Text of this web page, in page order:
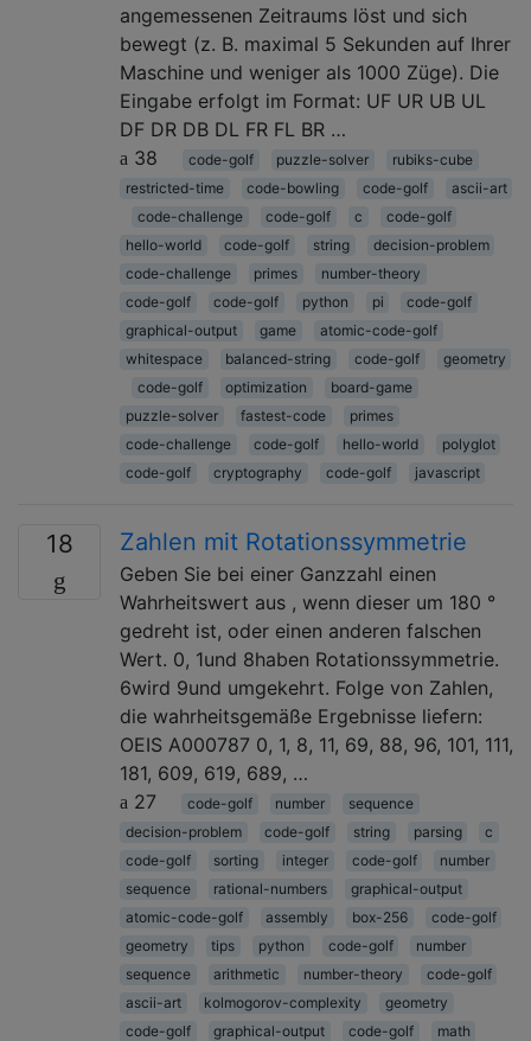
angemessenen Zeitraums löst und sich
bewegt (z. B. maximal 5 Sekunden auf Ihrer
Maschine und weniger als 1000 Züge). Die
Eingabe erfolgt im Format: UF UR UB UL
DF DR DB DL FR FL BR …
38
code-golf puzzle-solver
rubiks-cube
restricted-time
code-bowling code-golf
ascii-art
code-challenge
code-golf c
code-golf
hello-world
code-golf string
decision-problem
code-challenge
primes
number-theory
code-golf
code-golf python pi
code-golf
graphical-output
game
atomic-code-golf
whitespace
balanced-string code-golf
geometry
code-golf
optimization
board-game
puzzle-solver
fastest-code
primes
code-challenge
code-golf hello-world
polyglot
code-golf
cryptography code-golf javascript
18 Zahlen mit Rotationssymmetrie
Geben Sie bei einer Ganzzahl einen
Wahrheitswert aus , wenn dieser um 180 °
gedreht ist, oder einen anderen falschen
Wert. 0, 1und 8haben Rotationssymmetrie.
6wird 9und umgekehrt. Folge von Zahlen,
die wahrheitsgemäße Ergebnisse liefern:
OEIS A000787 0, 1, 8, 11, 69, 88, 96, 101, 111,
181, 609, 619, 689, …
27
code-golf number
sequence
decision-problem
code-golf string parsing
c
code-golf
sorting integer code-golf
number
sequence
rational-numbers
graphical-output
atomic-code-golf
assembly box-256
code-golf
geometry
tips python code-golf
number
sequence
arithmetic number-theory
code-golf
ascii-art
kolmogorov-complexity
geometry
code-golf
graphical-output code-golf
math